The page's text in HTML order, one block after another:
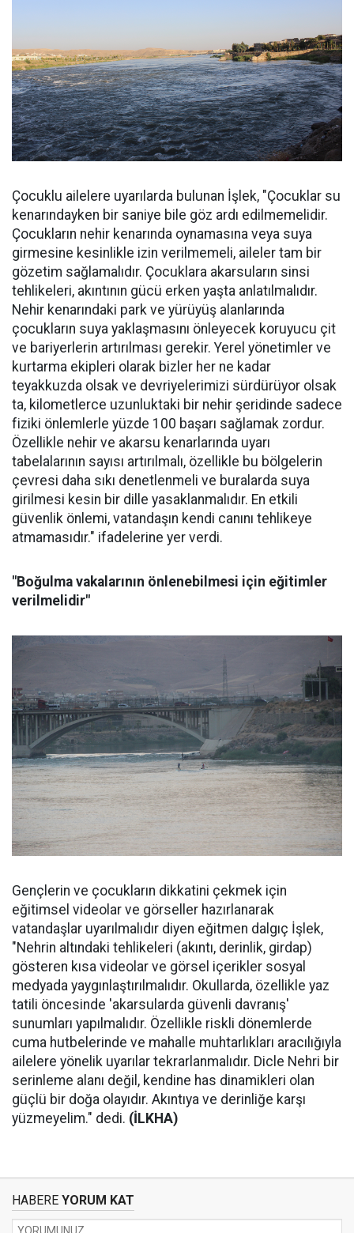
Çocuklu ailelere uyarılarda bulunan İşlek, "Çocuklar su
kenarındayken bir saniye bile göz ardı edilmemelidir.
Çocukların nehir kenarında oynamasına veya suya
girmesine kesinlikle izin verilmemeli, aileler tam bir
gözetim sağlamalıdır. Çocuklara akarsuların sinsi
tehlikeleri, akıntının gücü erken yaşta anlatılmalıdır.
Nehir kenarındaki park ve yürüyüş alanlarında
çocukların suya yaklaşmasını önleyecek koruyucu çit
ve bariyerlerin artırılması gerekir. Yerel yönetimler ve
kurtarma ekipleri olarak bizler her ne kadar
teyakkuzda olsak ve devriyelerimizi sürdürüyor olsak
ta, kilometlerce uzunluktaki bir nehir şeridinde sadece
fiziki önlemlerle yüzde 100 başarı sağlamak zordur.
Özellikle nehir ve akarsu kenarlarında uyarı
tabelalarının sayısı artırılmalı, özellikle bu bölgelerin
çevresi daha sıkı denetlenmeli ve buralarda suya
girilmesi kesin bir dille yasaklanmalıdır. En etkili
güvenlik önlemi, vatandaşın kendi canını tehlikeye
atmamasıdır." ifadelerine yer verdi.
"Boğulma vakalarının önlenebilmesi için eğitimler
verilmelidir"
Gençlerin ve çocukların dikkatini çekmek için
eğitimsel videolar ve görseller hazırlanarak
vatandaşlar uyarılmalıdır diyen eğitmen dalgıç İşlek,
"Nehrin altındaki tehlikeleri (akıntı, derinlik, girdap)
gösteren kısa videolar ve görsel içerikler sosyal
medyada yaygınlaştırılmalıdır. Okullarda, özellikle yaz
tatili öncesinde 'akarsularda güvenli davranış'
sunumları yapılmalıdır. Özellikle riskli dönemlerde
cuma hutbelerinde ve mahalle muhtarlıkları aracılığıyla
ailelere yönelik uyarılar tekrarlanmalıdır. Dicle Nehri bir
serinleme alanı değil, kendine has dinamikleri olan
güçlü bir doğa olayıdır. Akıntıya ve derinliğe karşı
yüzmeyelim." dedi. (İLKHA)
HABERE YORUM KAT